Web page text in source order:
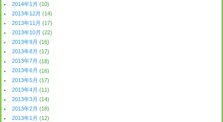
2014年1月 (10)
2013年12月 (14)
2013年11月 (17)
2013年10月 (22)
2013年9月 (16)
2013年8月 (17)
2013年7月 (18)
2013年6月 (16)
2013年5月 (17)
2013年4月 (11)
2013年3月 (14)
2013年2月 (18)
2013年1月 (12)